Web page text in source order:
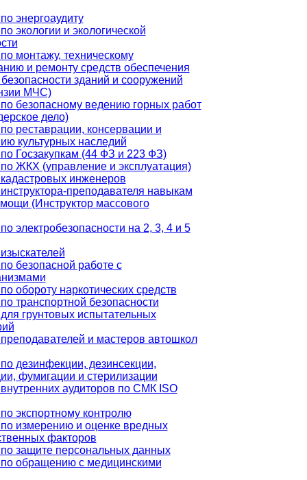
энергоаудиту
экологии и экологической
монтажу, техническому
и ремонту средств обеспечения
зданий и сооружений
МЧС)
безопасному ведению горных работ
дело)
реставрации, консервации и
культурных наследий
Госзакупкам (44 ФЗ и 223 ФЗ)
ЖКХ (управление и эксплуатация)
инженеров
преподавателя навыкам
(Инструктор массового
электробезопасности на 2, 3, 4 и 5
безопасной работе с
обороту наркотических средств
транспортной безопасности
грунтовых испытательных
и мастеров автошкол
дезинфекции, дезинсекции,
фумигации и стерилизации
аудиторов по СМК ISO
экспортному контролю
измерению и оценке вредных
факторов
защите персональных данных
обращению с медицинскими